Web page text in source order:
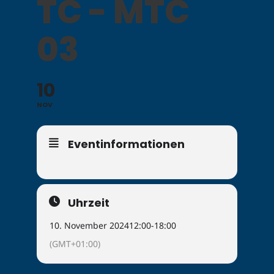
TC - MTC
03
10
NOV
Eventinformationen
Uhrzeit
10. November 202412:00-18:00
(GMT+01:00)